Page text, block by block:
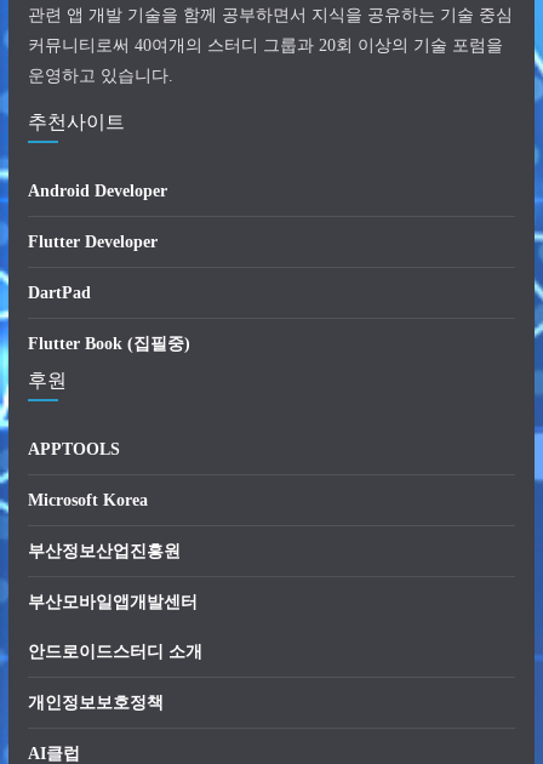
관련 앱 개발 기술을 함께 공부하면서 지식을 공유하는 기술 중심
커뮤니티로써 40여개의 스터디 그룹과 20회 이상의 기술 포럼을
운영하고 있습니다.
추천사이트
Android Developer
Flutter Developer
DartPad
Flutter Book (집필중)
후원
APPTOOLS
Microsoft Korea
부산정보산업진흥원
부산모바일앱개발센터
안드로이드스터디 소개
개인정보보호정책
AI클럽